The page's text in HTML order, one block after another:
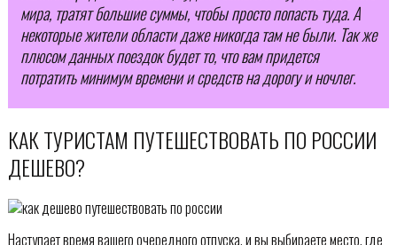
мира, тратят большие суммы, чтобы просто попасть туда. А
некоторые жители области даже никогда там не были. Так же
плюсом данных поездок будет то, что вам придется
потратить минимум времени и средств на дорогу и ночлег.
КАК ТУРИСТАМ ПУТЕШЕСТВОВАТЬ ПО РОССИИ
ДЕШЕВО?
Наступает время вашего очередного отпуска, и вы выбираете место, где